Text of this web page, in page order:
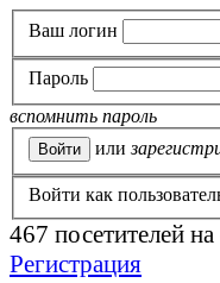
Ваш логин
Пароль
вспомнить пароль
или
Войти как
467 посетителей на
Регистрация